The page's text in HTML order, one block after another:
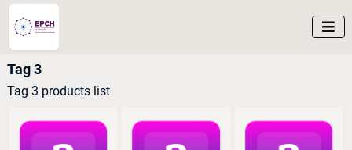

Tag 3
Tag 3 products list